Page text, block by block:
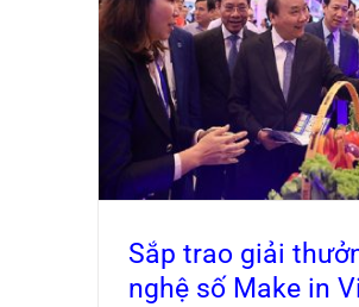
Sắp trao giải thưởng công
Viet Nam
Sắp trao giải
nghệ số Make in